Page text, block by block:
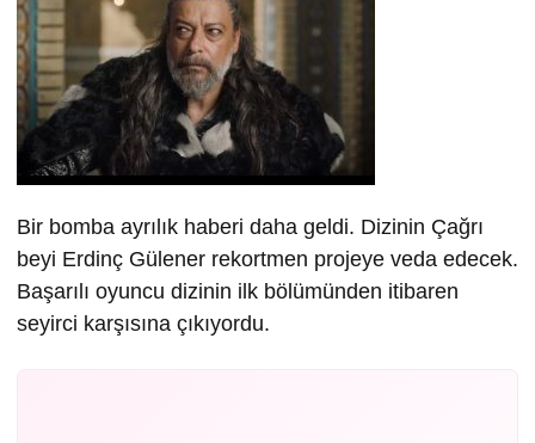
Bir bomba ayrılık haberi daha geldi. Dizinin Çağrı
beyi Erdinç Gülener rekortmen projeye veda edecek.
Başarılı oyuncu dizinin ilk bölümünden itibaren
seyirci karşısına çıkıyordu.